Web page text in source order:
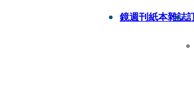
鏡週刊紙本雜誌